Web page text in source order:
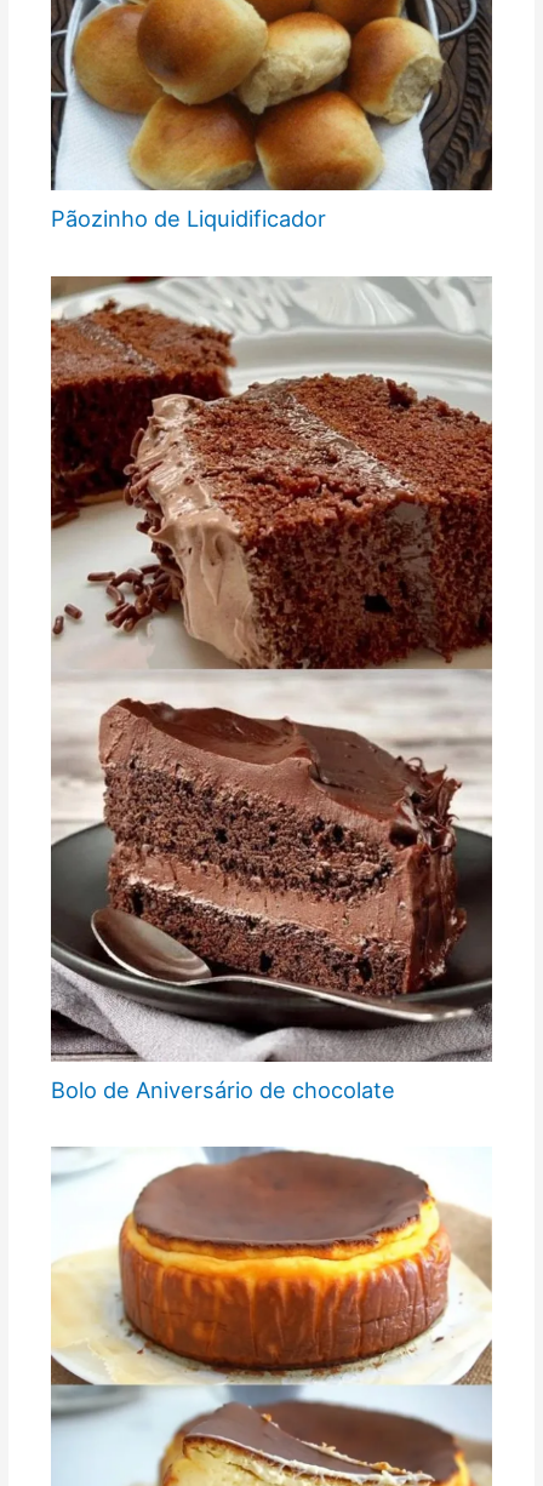
Pãozinho de Liquidificador
Bolo de Aniversário de chocolate